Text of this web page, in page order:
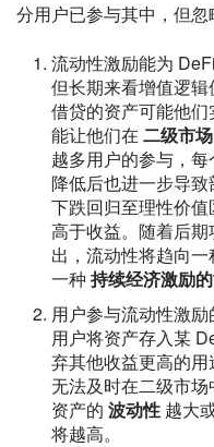
分用户已参与其中，但忽
流动性激励能为
但长期来看增值逻
借贷的资产可能他
能让他们在 二级市场
越多用户的参与，
降低后也进一步导
下跌回归至理性价
高于收益。随着后
出，流动性将趋向
一种 持续经济激励
用户参与流动性激励
用户将资产存入某
弃其他收益更高的
无法及时在二级市
资产的 波动性 越大
将越高。